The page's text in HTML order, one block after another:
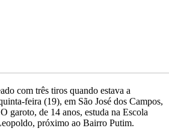
com três tiros quando estava a
feira (19), em São José dos Campos,
garoto, de 14 anos, estuda na Escola
próximo ao Bairro Putim.